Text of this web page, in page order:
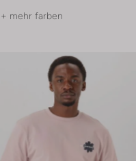
+ mehr farben